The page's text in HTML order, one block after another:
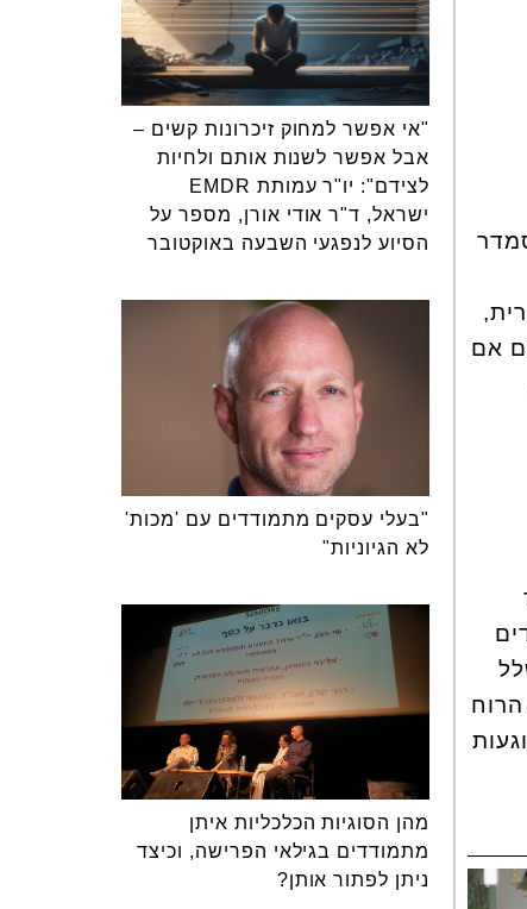
אם
ילדים
"אי אפשר למחוק זיכרונות קשים –
אבל אפשר לשנות אותם ולחיות
לצידם": יו"ר עמותת EMDR
ישראל, ד"ר אודי אורן, מספר על
הסיוע לנפגעי השבעה באוקטובר
"בעלי עסקים מתמודדים עם 'מכות'
לא הגיוניות"
מהן הסוגיות הכלכליות איתן
מתמודדים בגילאי הפרישה, וכיצד
ניתן לפתור אותן?